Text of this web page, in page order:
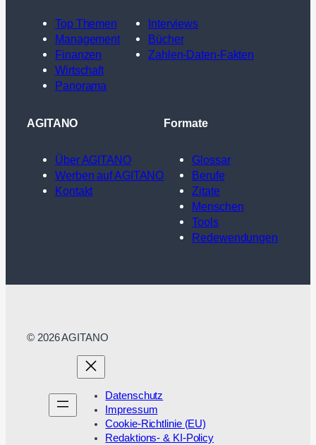
Top Themen
Management
Finanzen
Wirtschaft
Panorama
Interviews
Bücher
Zahlen-Daten-Fakten
AGITANO
Über AGITANO
Werben auf AGITANO
Kontakt
Formate
Glossar
Berufe
Zitate
Menschen
Tools
Redewendungen
© 2026 AGITANO
Datenschutz
Impressum
Cookie-Richtlinie (EU)
Redaktions- & KI-Policy